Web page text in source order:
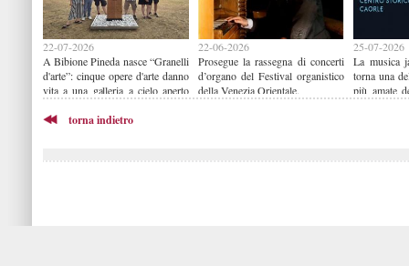
22-07-2026
A Bibione Pineda nasce “Granelli
d'arte”: cinque opere d'arte danno
vita a una galleria a cielo aperto
22-06-2026
Prosegue la rassegna di concerti
d’organo del Festival organistico
della Venezia Orientale.
25-07-2026
La musica
torna una
più amate
torna indietro